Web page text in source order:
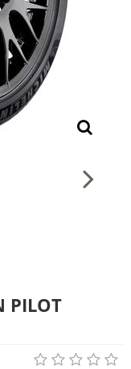
PILOT